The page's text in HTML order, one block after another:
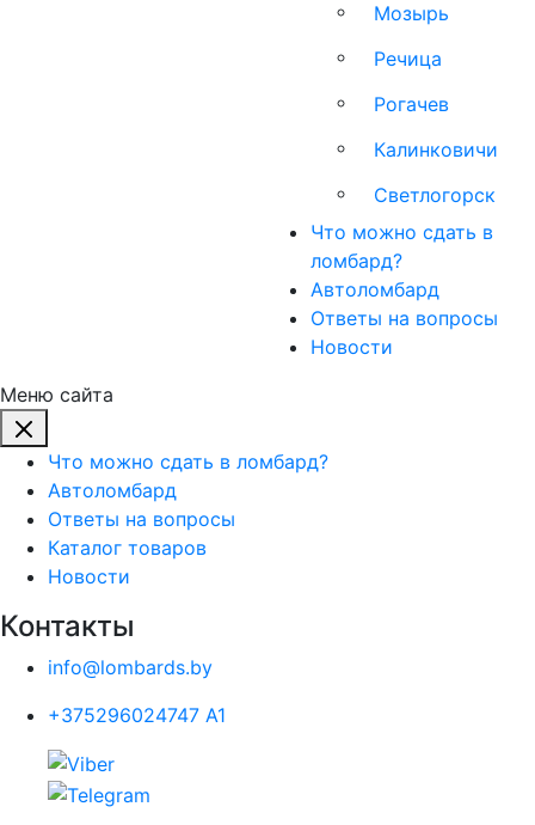
Мозырь
Речица
Рогачев
Калинковичи
Светлогорск
Что можно сдать в
ломбард?
Автоломбард
Ответы на вопросы
Новости
Меню сайта
Что можно сдать в ломбард?
Автоломбард
Ответы на вопросы
Каталог товаров
Новости
Контакты
info@lombards.by
+375296024747 A1